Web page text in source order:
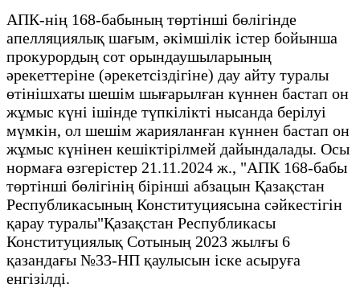
АПК-нің 168-бабының төртінші бөлігінде
апелляциялық шағым, әкімшілік істер бойынша
прокурордың сот орындаушыларының
әрекеттеріне (әрекетсіздігіне) дау айту туралы
өтінішхаты шешім шығарылған күннен бастап он
жұмыс күні ішінде түпкілікті нысанда берілуі
мүмкін, ол шешім жарияланған күннен бастап он
жұмыс күнінен кешіктірілмей дайындалады. Осы
нормаға өзгерістер 21.11.2024 ж., "АПК 168-бабы
төртінші бөлігінің бірінші абзацын Қазақстан
Республикасының Конституциясына сәйкестігін
қарау туралы"Қазақстан Республикасы
Конституциялық Сотының 2023 жылғы 6
қазандағы №33-НП қаулысын іске асыруға
енгізілді.